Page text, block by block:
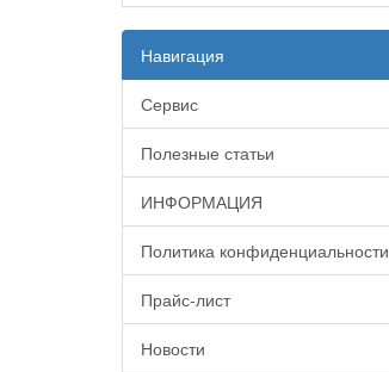
Навигация
Сервис
Полезные статьи
ИНФОРМАЦИЯ
Политика конфиденциальности
Прайс-лист
Новости